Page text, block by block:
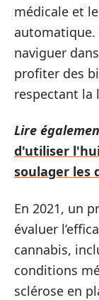
médicale et
automatique.
naviguer
profiter des
respectant la
Lire
d'utiliser
soulager les
En 2021, un
évaluer
cannabis,
conditions
sclérose en